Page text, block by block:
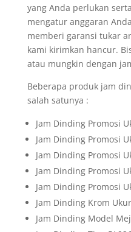
yang Anda perlukan
mengatur anggaran
memberi garansi tukar
kami kirimkan hancur.
atau mungkin dengan
Beberapa produk jam
salah satunya :
Jam Dinding Promosi
Jam Dinding Promosi
Jam Dinding Promosi
Jam Dinding Promosi
Jam Dinding Promosi
Jam Dinding Krom
Jam Dinding Model